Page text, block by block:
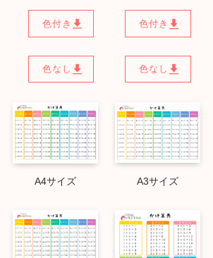
色付き
色なし
色付き
色なし
A4サイズ A3サイズ